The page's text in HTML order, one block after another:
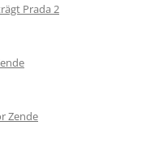
Prada 2
Zende